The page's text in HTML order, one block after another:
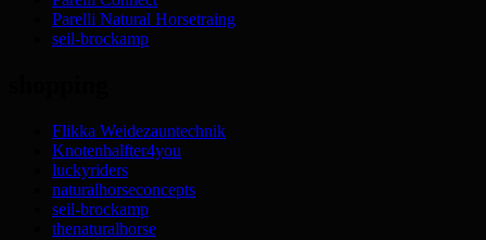
Parelli Natural Horsetraing
seil-brockamp
Flikka Weidezauntechnik
Knotenhalfter4you
luckyriders
naturalhorseconcepts
seil-brockamp
thenaturalhorse